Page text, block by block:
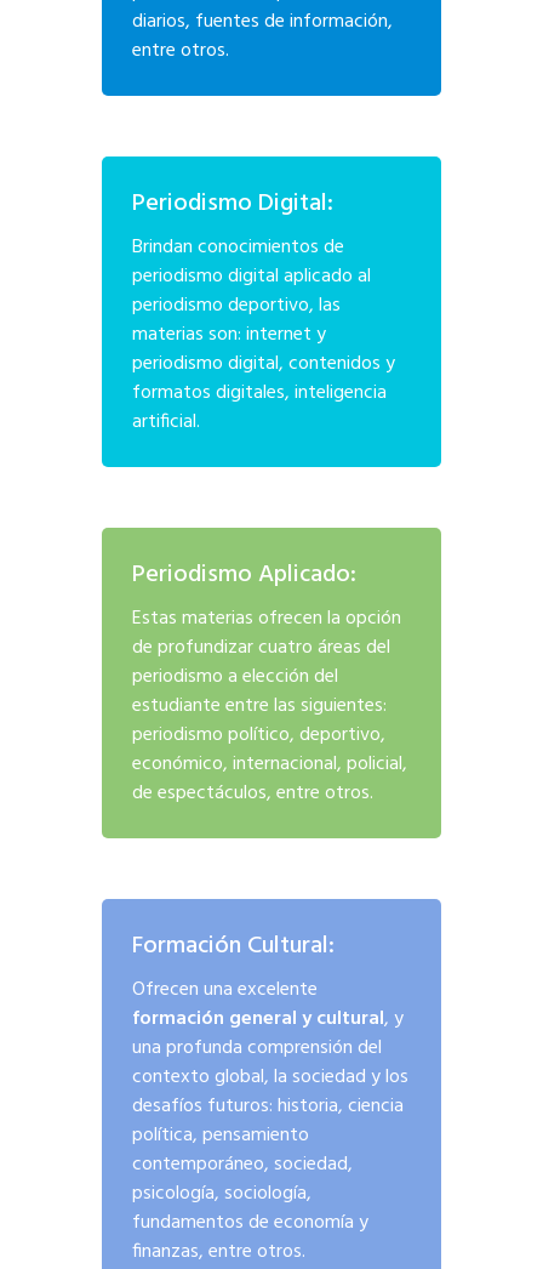
diarios, fuentes de información,
entre otros.
Periodismo Digital:
Brindan conocimientos de
periodismo digital aplicado al
periodismo deportivo, las
materias son: internet y
periodismo digital, contenidos y
formatos digitales, inteligencia
artificial.
Periodismo Aplicado:
Estas materias ofrecen la opción
de profundizar cuatro áreas del
periodismo a elección del
estudiante entre las siguientes:
periodismo político, deportivo,
económico, internacional, policial,
de espectáculos, entre otros.
Formación Cultural:
Ofrecen una excelente
formación general y cultural, y
una profunda comprensión del
contexto global, la sociedad y los
desafíos futuros: historia, ciencia
política, pensamiento
contemporáneo, sociedad,
psicología, sociología,
fundamentos de economía y
finanzas, entre otros.